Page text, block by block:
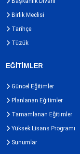
Birlik Meclisi
Tarihçe
Tüzük
EĞİTİMLER
Güncel Eğitimler
Planlanan Eğitimler
Tamamlanan Eğitimler
Yüksek Lisans Programı
Sunumlar